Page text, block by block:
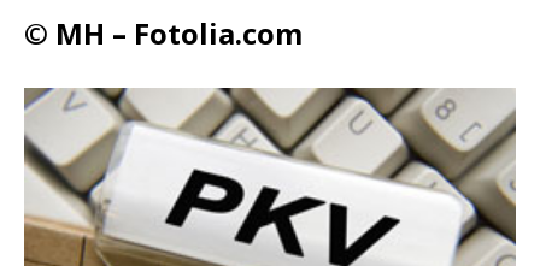
© MH – Fotolia.com